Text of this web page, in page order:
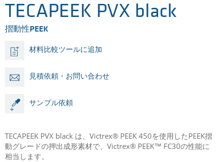
TECAPEEK PVX black
摺動性PEEK
材料比較ツールに追加
見積依頼・お問い合わせ
サンプル依頼
TECAPEEK PVX black は、Victrex® PEEK 450を使用したPEEK摺
動グレードの押出成形素材で、Victrex® PEEK™ FC30の性能に
相当します。